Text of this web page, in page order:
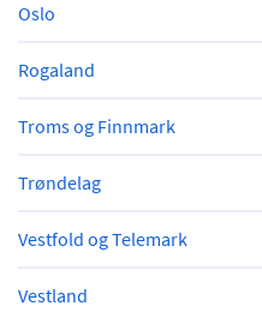
Oslo
Rogaland
Troms og Finnmark
Trøndelag
Vestfold og Telemark
Vestland